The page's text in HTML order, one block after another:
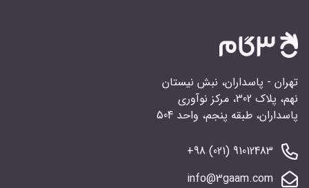
تهران - پاسداران، نبش نیستان
نهم، پلاک 302، مرکز نوآوری
پاسداران، طبقه پنجم، واحد 504
91012483 (021) 98+
info@3gaam.com